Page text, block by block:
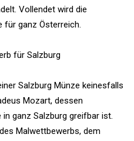
Vollendet wird die
für ganz Österreich.
für Salzburg
Salzburg Münze keinesfalls
Mozart, dessen
ganz Salzburg greifbar ist.
Malwettbewerbs, dem